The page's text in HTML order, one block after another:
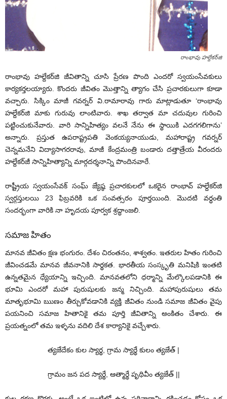
రాంభావు హల్దేకర్‌జి
రాంభావు హల్దేకర్‌జి జీవితాన్ని చూసి ప్రేరణ పొంది ఎందరో స్వయంసేవకులు
కార్యకర్తలయ్యారు. కొందరు జీవితం మొత్తాన్ని త్యాగం చేసి ప్రచారకులుగా కూడా
వచ్చారు. సిక్కిం మాజీ గవర్నర్‌ వి.రామారావు గారు మాట్లాడుతూ ‘రాంభావు
హల్దేకర్‌జి మాకు గురువు లాంటివారు. శాఖ తర్వాత మా చదువుల గురించి
పట్టించుకునేవారు. వారి సాన్నిహిత్యం వలనే నేను ఈ స్థాయికి ఎదగగలిగాను’
అన్నారు. ప్రస్తుత ఉపరాష్ట్రపతి వెంకయ్యనాయుడు, మహారాష్ట్ర గవర్నర్‌
చెన్నమనేని విద్యాసాగరరావు, మాజీ కేంద్రమంత్రి బండారు దత్తాత్రేయ వీరందరు
హల్దేకర్‌జీ సాన్నిహిత్యాన్ని మార్గదర్శనాన్ని పొందినవారే.
రాష్ట్రీయ స్వయంసేవక్‌ సంఘ్‌ జ్యేష్ఠ ప్రచారకులలో ఒకరైన రాంభావ్‌ హల్దేకర్‌జి
స్వర్గస్తులయి 23 ఫిబ్రవరికి ఒక సంవత్సరం పూర్తయింది. మొదటి వర్ధంతి
సందర్భంగా వారికి నా హృదయ పూర్వక శ్రద్ధాంజలి.
సమాజ హితం
మానవ జీవితం క్షణ భంగురం. దేశం చిరంతనం, శాశ్వతం. ఇతరుల హితం గురించి
జీవించడమే మానవ జీవనానికి సార్థకత. భారతీయ సంస్కృతి మనిషికి ఇంతటి
ఉన్నతమైన ధ్యేయాన్ని ఇచ్చింది. మానవతలోని ధర్మాన్ని మేల్కొలపడానికి ఈ
భూమి ఎందరో మహా పురుషులకు జన్మ నిచ్చింది. మహాపురుషులు తమ
మాతృభూమి ఋణం తీర్చుకోవడానికి వ్యక్తి జీవితం నుండి సమాజ జీవితం వైపు
పయనించి సమాజ హితానికై తమ పూర్తి జీవితాన్ని అంకితం చేశారు. ఈ
ప్రయత్నంలో తమ ఇళ్ళను వదిలి దేశ కార్యానికై వచ్చేశారు.
త్యజేదేకం కుల స్యార్థ, గ్రామ స్యార్థే కులం త్యజేత్‌ |
గ్రామం జన పద స్యార్థే, ఆత్మార్థే పృథివీం త్యజేత్‌ ||